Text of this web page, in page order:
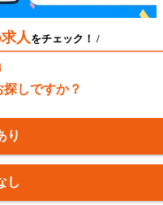
人 をチェック！ /
しですか？
り
し